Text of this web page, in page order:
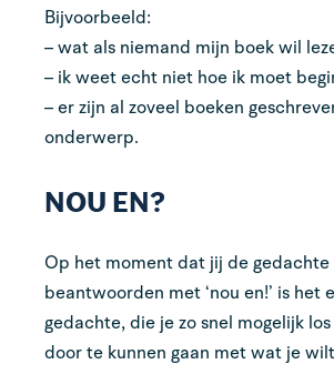
Bijvoorbeeld:
– wat als niemand mijn boek wil
– ik weet echt niet hoe ik moet
– er zijn al zoveel boeken
onderwerp.
NOU EN?
Op het moment dat jij de gedachte
beantwoorden met ‘nou en!’ is het
gedachte, die je zo snel mogelijk
door te kunnen gaan met wat je